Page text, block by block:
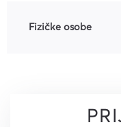
Fizičke osobe